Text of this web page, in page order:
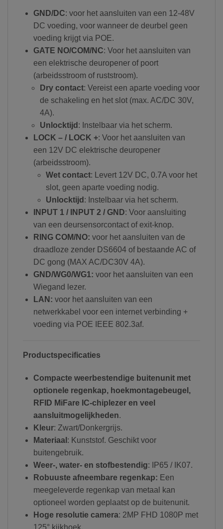
GND/DC: voor het aansluiten van een 12-48V
DC voeding, voor wanneer de deurbel geen
voeding krijgt via POE.
GATE NO/COM/NC: Voor het aansluiten van
een elektrische deuropener of poort
(arbeidsstroom of ruststroom).
Dry contact: Vereist een aparte voeding voor
de schakeling en het slot (max. AC/DC 30V,
4A).
Unlocktijd : Instelbaar via het scherm.
LOCK – / LOCK +: Voor het aansluiten van
een 12V DC elektrische deuropener
(arbeidsstroom).
Wet contact: Levert 12V DC, 0.7A voor het
slot, geen aparte voeding nodig.
Unlocktijd : Instelbaar via het scherm.
INPUT 1 / INPUT 2 / GND: Voor aansluiting
van een deursensorcontact of exit-knop.
RING COM/NO: voor het aansluiten van de
draadloze zender DS6604 of bestaande AC of
DC gong (MAX AC/DC30V 4A).
GND/WG0/WG1: voor het aansluiten van een
Wiegand lezer.
LAN: voor het aansluiten van een
netwerkkabel voor een internet verbinding +
voeding via POE IEEE 802.3af.
Productspecificaties
Compacte weerbestendige buitenunit met
optionele regenkap, hoekmontagebeugel,
RFID MiFare IC-chiplezer en veel
aansluitmogelijkheden.
Kleur: Zwart/Donkergrijs.
Materiaal : Kunststof. Geschikt voor
buitengebruik.
Weer-, water- en stofbestendig: IP65 / IK07.
Robuuste afneembare regenkap: Een
meegeleverde regenkap van metaal kan
optioneel worden geplaatst op de buitenunit.
Hoge resolutie camera: 2MP FHD 1080P met